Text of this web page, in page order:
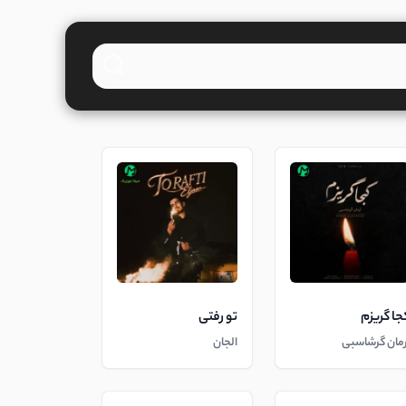
گریزم
گرشاسبی
تو رفتی
الجان